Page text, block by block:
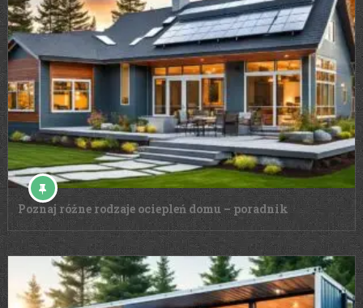
Poznaj różne rodzaje ociepleń domu – poradnik